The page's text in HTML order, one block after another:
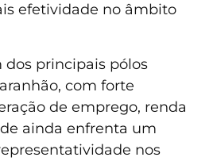
efetividade no âmbito
dos principais pólos
com forte
de emprego, renda
ainda enfrenta um
nos